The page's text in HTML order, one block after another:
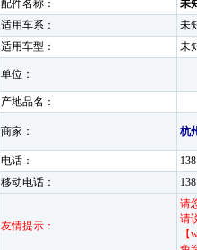
配件名称：
未
适用车系：
未
适用车型：
单位：
产地品名：
商家： 杭
电话：
移动电话：
友情提示：
请
请